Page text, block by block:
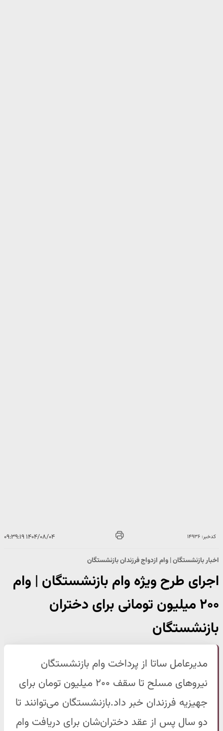
کدخبر: ۱۴۹۳۶ ۱۴۰۴/۰۸/۰۴ ۰۹:۳۹:۱۹
اخبار بازنشستگان | وام ازدواج فرزندان بازنشستگان
اجرای طرح ویژه وام بازنشستگان | وام
۲۰۰ میلیون تومانی برای دختران
بازنشستگان
مدیرعامل ساتا از پرداخت وام بازنشستگان
نیروهای مسلح تا سقف ۲۰۰ میلیون تومان برای
جهیزیه فرزندان خبر داد.بازنشستگان می‌توانند تا
دو سال پس از عقد دختران‌شان برای دریافت وام